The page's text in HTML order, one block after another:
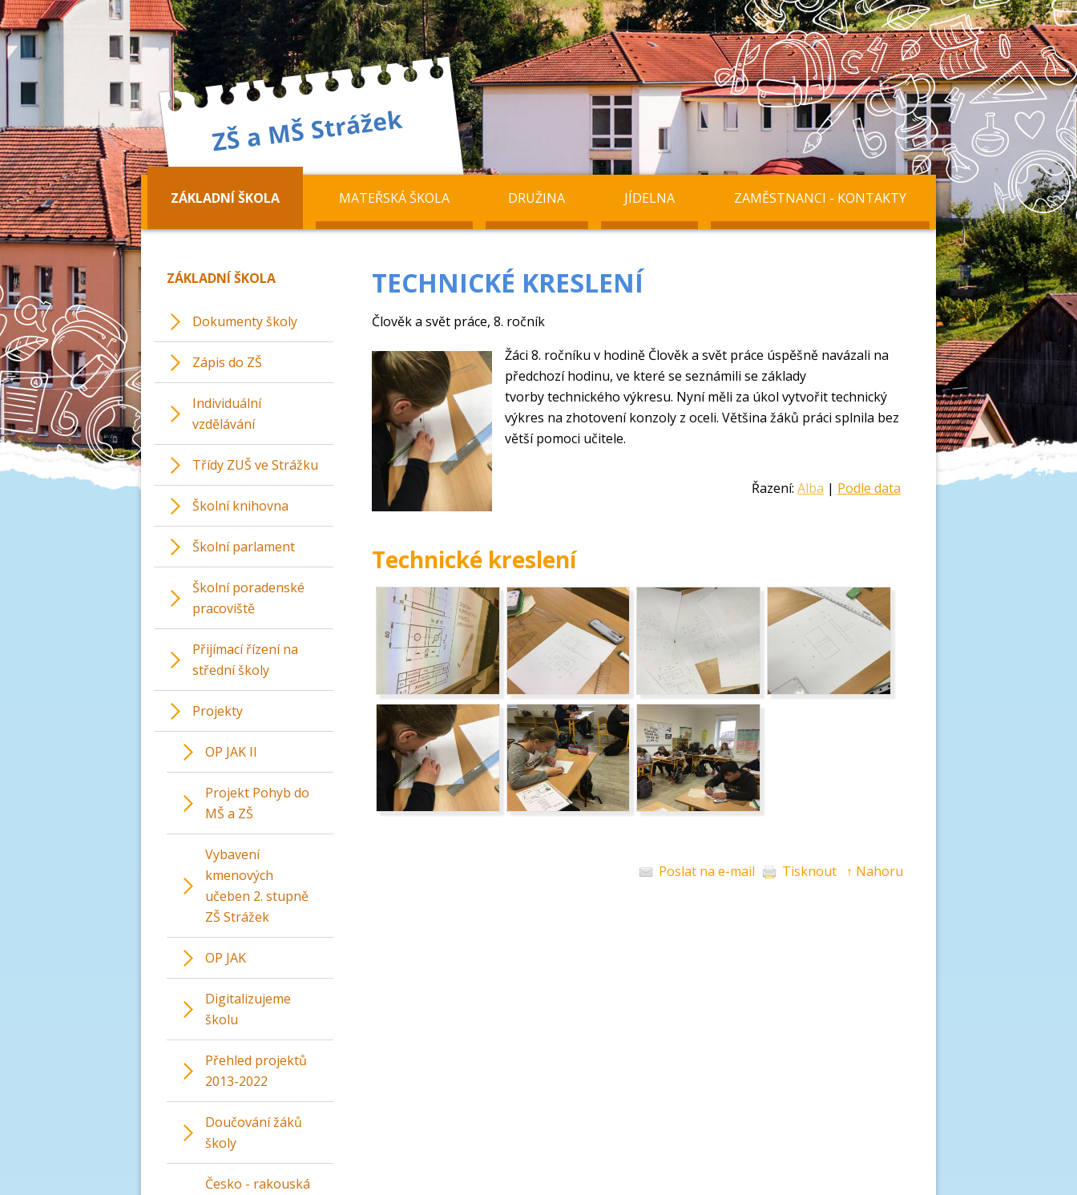
ZÁKLADNÍ ŠKOLA MATEŘSKÁ ŠKOLA DRUŽINA JÍDELNA ZAMĚSTNANCI - KONTAKTY
TECHNICKÉ KRESLENÍ
Člověk a svět práce, 8. ročník
Žáci 8. ročníku v hodině Člověk a svět práce úspěšně navázali na
předchozí hodinu, ve které se seznámili se základy
tvorby technického výkresu. Nyní měli za úkol vytvořit technický
výkres na zhotovení konzoly z oceli. Většina žáků práci splnila bez
větší pomoci učitele.
Řazení: Alba | Podle data
Technické kreslení
Poslat na e-mail Tisknout ↑ Nahoru
ZÁKLADNÍ ŠKOLA
Dokumenty školy
Zápis do ZŠ
Individuální
vzdělávání
Třídy ZUŠ ve Strážku
Školní knihovna
Školní parlament
Školní poradenské
pracoviště
Přijímací řízení na
střední školy
Projekty
OP JAK II
Projekt Pohyb do
MŠ a ZŠ
Vybavení
kmenových
učeben 2. stupně
ZŠ Strážek
OP JAK
Digitalizujeme
školu
Přehled projektů
2013-2022
Doučování žáků
školy
Česko - rakouská